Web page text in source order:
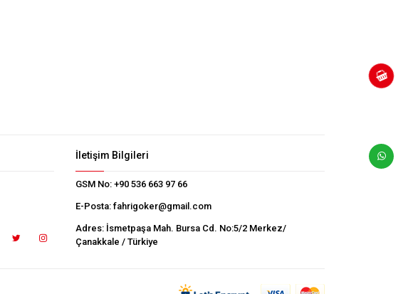
İletişim Bilgileri
GSM No: +90 536 663 97 66
E-Posta: fahrigoker@gmail.com
Adres: İsmetpaşa Mah. Bursa Cd. No:5/2 Merkez/
Çanakkale / Türkiye